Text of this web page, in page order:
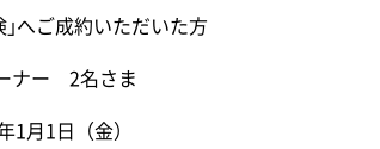
へご成約いただいた方
ナー 2名さま
月1日（金）